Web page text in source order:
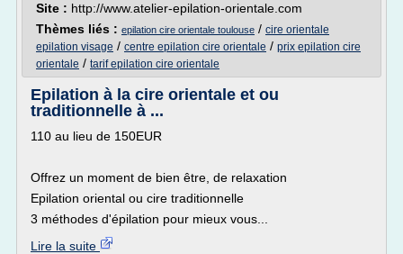
Site : http://www.atelier-epilation-orientale.com
Thèmes liés : epilation cire orientale toulouse / cire orientale
epilation visage / centre epilation cire orientale / prix epilation cire
orientale / tarif epilation cire orientale
Epilation à la cire orientale et ou
traditionnelle à ...
110 au lieu de 150EUR
Offrez un moment de bien être, de relaxation
Epilation oriental ou cire traditionnelle
3 méthodes d'épilation pour mieux vous...
Lire la suite